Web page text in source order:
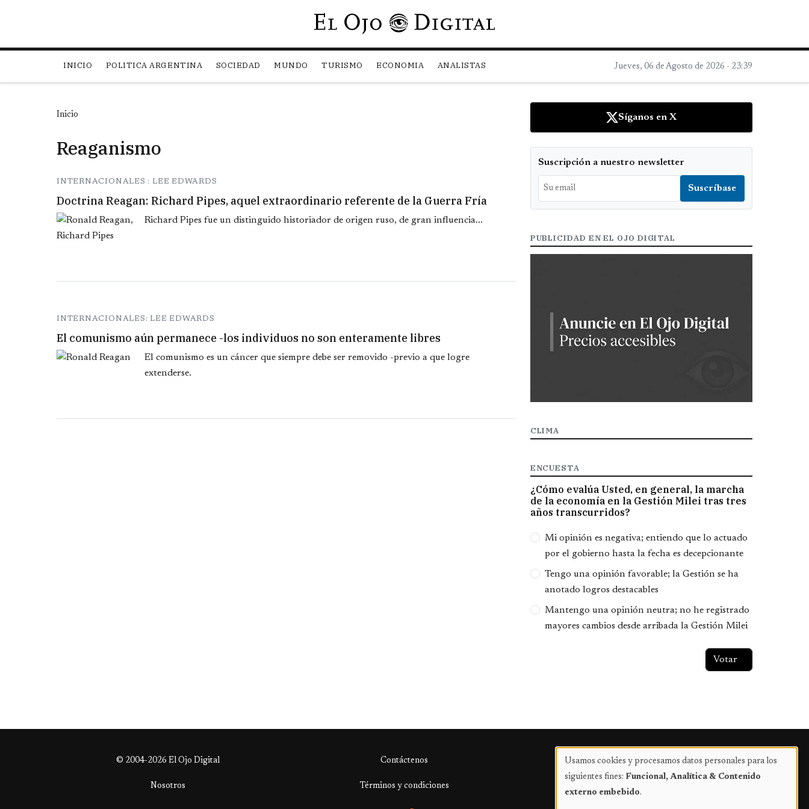
Pasar al contenido principal
INICIO POLITICA ARGENTINA SOCIEDAD MUNDO TURISMO ECONOMIA ANALISTAS Jueves, 06 de Agosto de 2026 - 23:39
Inicio
Reaganismo
INTERNACIONALES : LEE EDWARDS
Doctrina Reagan: Richard Pipes, aquel extraordinario referente de la Guerra Fría
Richard Pipes fue un distinguido historiador de origen ruso, de gran influencia...
INTERNACIONALES: LEE EDWARDS
El comunismo aún permanece -los individuos no son enteramente libres
El comunismo es un cáncer que siempre debe ser removido -previo a que logre
extenderse.
Síganos en X
Suscripción a nuestro newsletter
PUBLICIDAD EN EL OJO DIGITAL
CLIMA
ENCUESTA
¿Cómo evalúa Usted, en general, la marcha
de la economía en la Gestión Milei tras tres
años transcurridos?
Opciones
Mi opinión es negativa; entiendo que lo actuado
por el gobierno hasta la fecha es decepcionante
Tengo una opinión favorable; la Gestión se ha
anotado logros destacables
Mantengo una opinión neutra; no he registrado
mayores cambios desde arribada la Gestión Milei
© 2004-2026 El Ojo Digital Contáctenos Publicidad
Nosotros Términos y condiciones
Uso
de
Usamos cookies y procesamos datos personales para los
siguientes fines: Funcional, Analítica & Contenido
externo embebido.